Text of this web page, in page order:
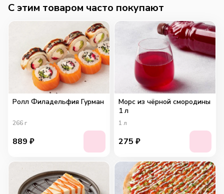
C этим товаром часто покупают
Ролл Филадельфия Гурман
266 г
889 ₽
Морс из чёрной смородины
1 л
1 л
275 ₽